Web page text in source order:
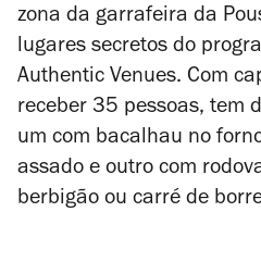
zona da garrafeira da
lugares secretos do
Authentic Venues. Com
receber 35 pessoas, tem
um com bacalhau no
assado e outro com
berbigão ou carré de